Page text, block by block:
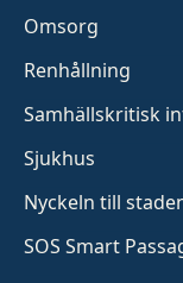
Omsorg
Renhållning
Samhällskritisk
Sjukhus
Nyckeln till
SOS Smart